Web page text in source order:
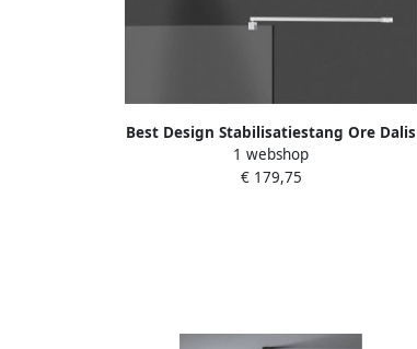
Best Design Stabilisatiestang Ore Dalis
120 cm Horizontaal Geborsteld RVS
1 webshop
€ 179,75